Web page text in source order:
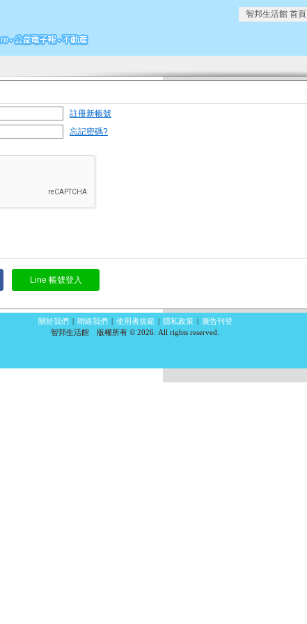
智邦生活館 首頁
註冊新帳號
忘記密碼?
Line 帳號登入
關於我們 | 聯絡我們 | 使用者規範 | 隱私政策 | 廣告刊登
智邦生活館 版權所有 © 2026. All rights reserved.